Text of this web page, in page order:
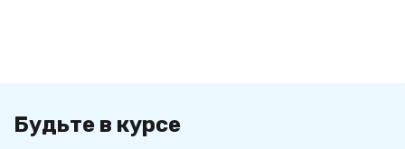
Будьте в курсе